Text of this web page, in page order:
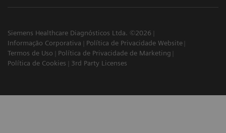
Siemens Healthcare Diagnósticos Ltda. ©2026
Informação Corporativa
Política de Privacidade Website
Termos de Uso
Política de Privacidade de Marketing
Política de Cookies
3rd Party Licenses